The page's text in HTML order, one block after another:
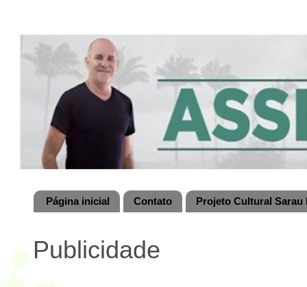
Página inicial Contato Projeto Cultural
Publicidade